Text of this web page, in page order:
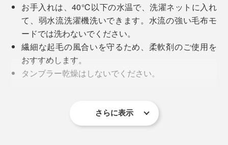
冒頭のスタッフは、『SERENE』の大ファンで、掛
け・敷き毛布を愛用し、同素材のマフラーも発売と同時
にすかさず購入。
外出時に身に着けていると、よく「それどこの？」と聞
かれ、その都度「毛布のブランドの」と答えて驚かれて
お手入れは、40℃以下の水温で、洗濯ネットに入れ
て、弱水流洗濯機洗いできます。水流の強い毛布モ
ードでは洗わないでください。
繊細な起毛の風合いを守るため、柔軟剤のご使用を
おすすめします。
タンブラー乾燥はしないでください。
使い始めは、濃い色の服に細かい毛羽が付くことが
さらに表示